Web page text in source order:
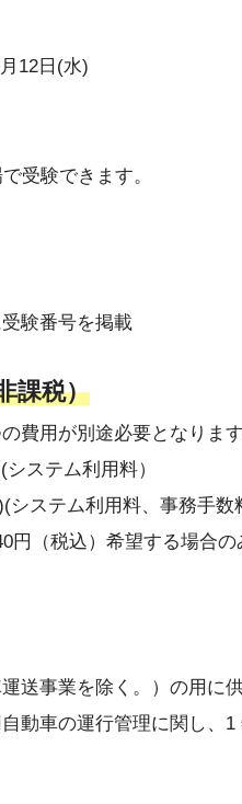
12日(水)
受験できます。
験番号を掲載
課税）
費用が別途必要となります
ステム利用料）
ステム利用料、事務手数
円（税込）希望する場合の
送事業を除く。）の用に
動車の運行管理に関し、